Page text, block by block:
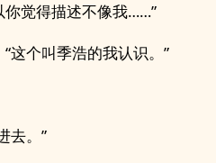
你觉得描述不像我……”
这个叫季浩的我认识。”
去。”